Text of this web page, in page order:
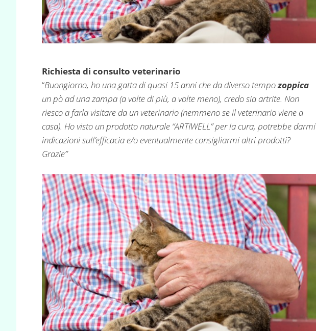
Richiesta di consulto veterinario
“Buongiorno, ho una gatta di quasi 15 anni che da diverso tempozoppica
un pò ad una zampa (a volte di più, a volte meno), credo sia artrite. Non
riesco a farla visitare da un veterinario (nemmeno se il veterinario viene a
casa). Ho visto un prodotto naturale “ARTIWELL” per la cura, potrebbe darmi
indicazioni sull’efficacia e/o eventualmente consigliarmi altri prodotti?
Grazie”